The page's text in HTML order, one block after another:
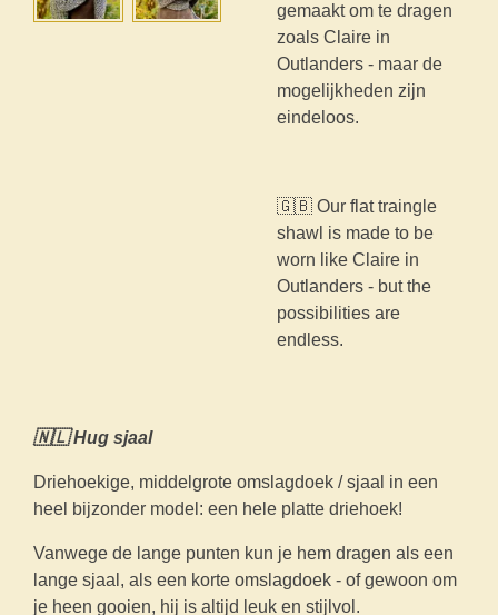
gemaakt om te dragen
zoals Claire in
Outlanders - maar de
mogelijkheden zijn
eindeloos.
🇬🇧 Our flat traingle
shawl is made to be
worn like Claire in
Outlanders - but the
possibilities are
endless.
🇳🇱 Hug sjaal
Driehoekige, middelgrote omslagdoek / sjaal in een
heel bijzonder model: een hele platte driehoek!
Vanwege de lange punten kun je hem dragen als een
lange sjaal, als een korte omslagdoek - of gewoon om
je heen gooien, hij is altijd leuk en stijlvol.